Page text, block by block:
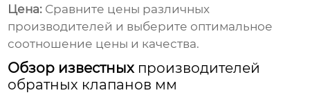
Цена: Сравните цены различных
производителей и выберите оптимальное
соотношение цены и качества.
Обзор известных производителей
обратных клапанов мм